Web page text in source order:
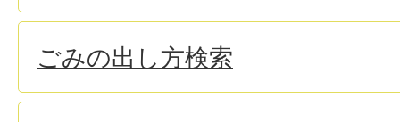
ごみの出し方検索